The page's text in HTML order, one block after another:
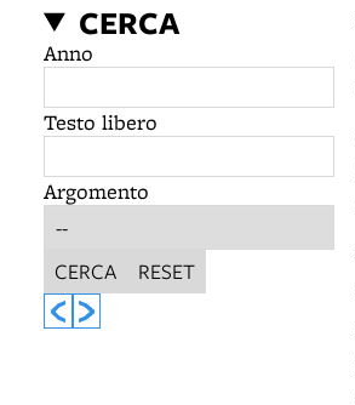
CERCA
Anno
Testo libero
Argomento
CERCA RESET